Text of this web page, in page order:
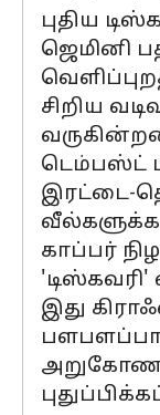
புதிய
ஜெமினி
சிறிய
டெம்பஸ்ட்
இரட்டை-
காப்பர்
இது
அறுகோண